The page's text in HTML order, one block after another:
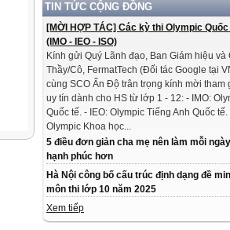
TIN TỨC CỘNG ĐỒNG
[MỜI HỢP TÁC] Các kỳ thi Olympic
(IMO - IEO - ISO)
Kính gửi Quý Lãnh đạo, Ban Giám hiệu và
Thầy/Cô, FermatTech (Đối tác Google tại
cùng SCO Ấn Độ trân trọng kính mời tham
uy tín dành cho HS từ lớp 1 - 12: - IMO:
Quốc tế. - IEO: Olympic Tiếng Anh Quốc tế.
Olympic Khoa học...
5 điều đơn giản cha mẹ nên làm mỗi
hạnh phúc hơn
Hà Nội công bố cấu trúc định dạng đề
môn thi lớp 10 năm 2025
Xem tiếp